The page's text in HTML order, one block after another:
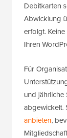
Debitkarten
Abwicklung
erfolgt.
Ihren
Für
und
abgewickelt.
anbieten,